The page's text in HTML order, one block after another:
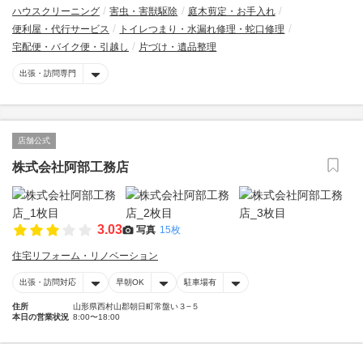
ハウスクリーニング
害虫・害獣駆除
庭木剪定・お手入れ
便利屋・代行サービス
トイレつまり・水漏れ修理・蛇口修理
宅配便・バイク便・引越し
片づけ・遺品整理
出張・訪問専門
店舗公式
株式会社阿部工務店
3.03 写真 15枚
住宅リフォーム・リノベーション
出張・訪問対応 早朝OK 駐車場有
住所
山形県西村山郡朝日町常盤い３−５
本日の営業状況 8:00〜18:00